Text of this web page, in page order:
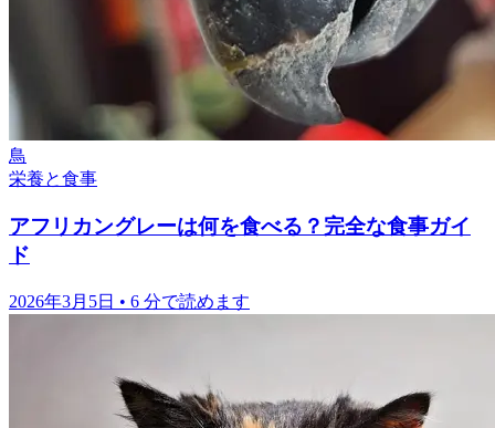
鳥
栄養と食事
アフリカングレーは何を食べる？完全な食事ガイ
ド
2026年3月5日 • 6 分で読めます